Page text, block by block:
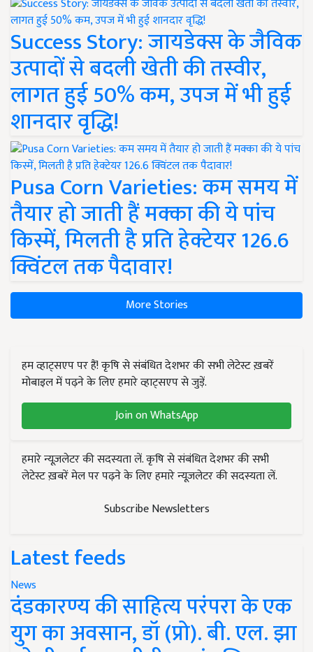
Success Story: जायडेक्स के जैविक
उत्पादों से बदली खेती की तस्वीर,
लागत हुई 50% कम, उपज में भी हुई
शानदार वृद्धि!
Pusa Corn Varieties: कम समय में
तैयार हो जाती हैं मक्का की ये पांच
किस्में, मिलती है प्रति हेक्टेयर 126.6
क्विंटल तक पैदावार!
More Stories
हम व्हाट्सएप पर हैं! कृषि से संबंधित देशभर की सभी लेटेस्ट ख़बरें
मोबाइल में पढ़ने के लिए हमारे व्हाट्सएप से जुड़ें.
Join on WhatsApp
हमारे न्यूज़लेटर की सदस्यता लें. कृषि से संबंधित देशभर की सभी
लेटेस्ट ख़बरें मेल पर पढ़ने के लिए हमारे न्यूज़लेटर की सदस्यता लें.
Subscribe Newsletters
Latest feeds
News
दंडकारण्य की साहित्य परंपरा के एक
युग का अवसान, डॉ (प्रो). बी. एल. झा